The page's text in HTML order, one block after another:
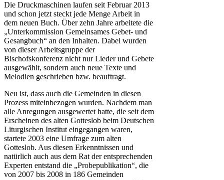
Die Druckmaschinen laufen seit Februar 2013
und schon jetzt steckt jede Menge Arbeit in
dem neuen Buch. Über zehn Jahre arbeitete die
„Unterkommission Gemeinsames Gebet- und
Gesangbuch“ an den Inhalten. Dabei wurden
von dieser Arbeitsgruppe der
Bischofskonferenz nicht nur Lieder und Gebete
ausgewählt, sondern auch neue Texte und
Melodien geschrieben bzw. beauftragt.
Neu ist, dass auch die Gemeinden in diesen
Prozess miteinbezogen wurden. Nachdem man
alle Anregungen ausgewertet hatte, die seit dem
Erscheinen des alten Gotteslob beim Deutschen
Liturgischen Institut eingegangen waren,
startete 2003 eine Umfrage zum alten
Gotteslob. Aus diesen Erkenntnissen und
natürlich auch aus dem Rat der entsprechenden
Experten entstand die „Probepublikation“, die
von 2007 bis 2008 in 186 Gemeinden